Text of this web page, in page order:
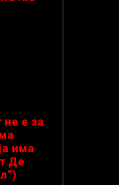
не е за
има
Де